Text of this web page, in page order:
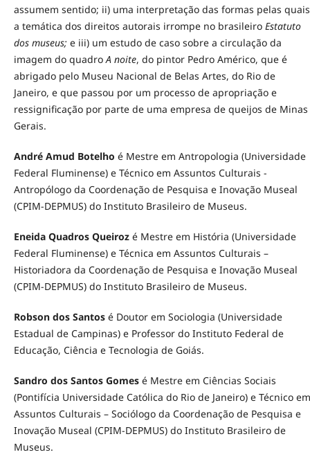
assumem sentido; ii) uma interpretação das formas pelas quais
a temática dos direitos autorais irrompe no brasileiro Estatuto
dos museus; e iii) um estudo de caso sobre a circulação da
imagem do quadro A noite, do pintor Pedro Américo, que é
abrigado pelo Museu Nacional de Belas Artes, do Rio de
Janeiro, e que passou por um processo de apropriação e
ressignificação por parte de uma empresa de queijos de Minas
Gerais.
André Amud Botelho é Mestre em Antropologia (Universidade
Federal Fluminense) e Técnico em Assuntos Culturais -
Antropólogo da Coordenação de Pesquisa e Inovação Museal
(CPIM-DEPMUS) do Instituto Brasileiro de Museus.
Eneida Quadros Queirozé Mestre em História (Universidade
Federal Fluminense) e Técnica em Assuntos Culturais –
Historiadora da Coordenação de Pesquisa e Inovação Museal
(CPIM-DEPMUS) do Instituto Brasileiro de Museus.
Robson dos Santosé Doutor em Sociologia (Universidade
Estadual de Campinas) e Professor do Instituto Federal de
Educação, Ciência e Tecnologia de Goiás.
Sandro dos Santos Gomesé Mestre em Ciências Sociais
(Pontifícia Universidade Católica do Rio de Janeiro) e Técnico em
Assuntos Culturais – Sociólogo da Coordenação de Pesquisa e
Inovação Museal (CPIM-DEPMUS) do Instituto Brasileiro de
Museus.